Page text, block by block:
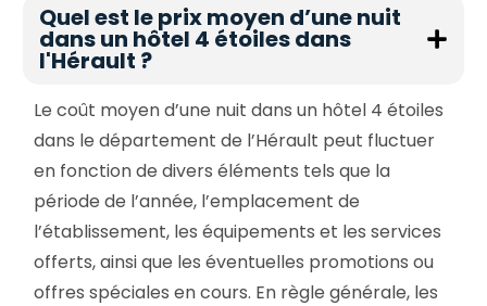
Quel est le prix moyen d’une nuit
dans un hôtel 4 étoiles dans
l'Hérault ?
Le coût moyen d’une nuit dans un hôtel 4 étoiles
dans le département de l’Hérault peut fluctuer
en fonction de divers éléments tels que la
période de l’année, l’emplacement de
l’établissement, les équipements et les services
offerts, ainsi que les éventuelles promotions ou
offres spéciales en cours. En règle générale, les